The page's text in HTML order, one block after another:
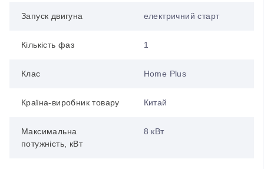
Запуск двигуна електричний старт
Кількість фаз 1
Клас Home Plus
Країна-виробник товару Китай
Максимальна
потужність, кВт
8 кВт